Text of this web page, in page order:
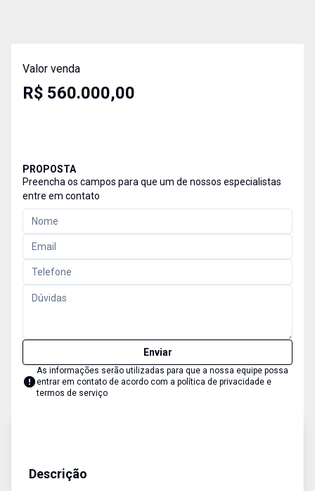
Valor venda
R$ 560.000,00
PROPOSTA
Preencha os campos para que um de nossos especialistas
entre em contato
Enviar
As informações serão utilizadas para que a nossa equipe possa
entrar em contato de acordo com a política de privacidade e
termos de serviço
Descrição